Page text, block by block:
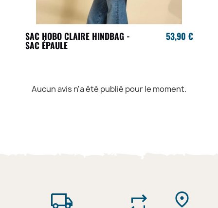
SAC HOBO CLAIRE HINDBAG -
SAC ÉPAULE
53,90 €
Aucun avis n'a été publié pour le moment.